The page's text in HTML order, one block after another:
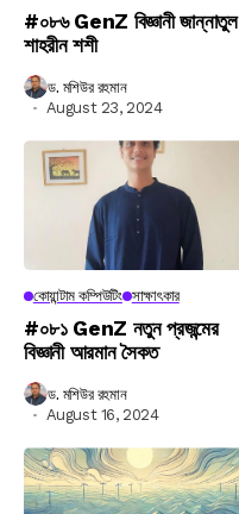
#০৮৬ GenZ বিজ্ঞানী জান্নাতুল
শাহরীন শশী
ড. মশিউর রহমান
August 23, 2024
কোয়ান্টাম কম্পিউটিং সাক্ষাৎকার
#০৮১ GenZ নতুন প্রজন্মের
বিজ্ঞানী আরমান সৈকত
ড. মশিউর রহমান
August 16, 2024